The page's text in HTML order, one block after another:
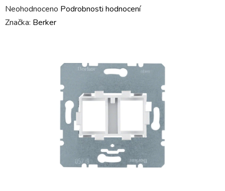
Průměrné
hodnocení
Neohodnoceno Podrobnosti hodnocení
Značka: Berker